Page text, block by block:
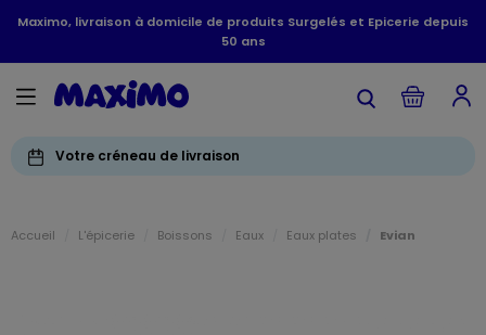
Maximo, livraison à domicile de produits Surgelés et Epicerie depuis
50 ans
Votre créneau de livraison
Accueil L'épicerie Boissons Eaux Eaux plates Evian